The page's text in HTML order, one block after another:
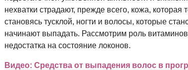
нехватки страдают, прежде всего, кожа, которая
становясь тусклой, ногти и волосы, которые
начинают выпадать. Рассмотрим роль
недостатка на состояние локонов.
Видео: Средства от выпадения волос в